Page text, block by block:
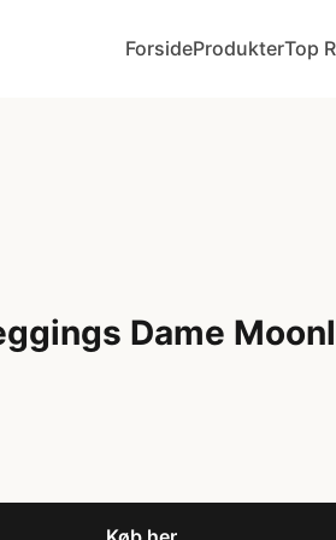
ForsideProdukterTop
Dame